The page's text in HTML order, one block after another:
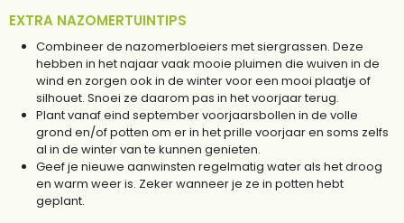
EXTRA NAZOMERTUINTIPS
Combineer de nazomerbloeiers met siergrassen. Deze
hebben in het najaar vaak mooie pluimen die wuiven in de
wind en zorgen ook in de winter voor een mooi plaatje of
silhouet. Snoei ze daarom pas in het voorjaar terug.
Plant vanaf eind september voorjaarsbollen in de volle
grond en/of potten om er in het prille voorjaar en soms zelfs
al in de winter van te kunnen genieten.
Geef je nieuwe aanwinsten regelmatig water als het droog
en warm weer is. Zeker wanneer je ze in potten hebt
geplant.